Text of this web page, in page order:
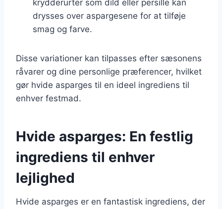
krydderurter som dild eller persille kan
drysses over aspargesene for at tilføje
smag og farve.
Disse variationer kan tilpasses efter sæsonens
råvarer og dine personlige præferencer, hvilket
gør hvide asparges til en ideel ingrediens til
enhver festmad.
Hvide asparges: En festlig
ingrediens til enhver
lejlighed
Hvide asparges er en fantastisk ingrediens, der